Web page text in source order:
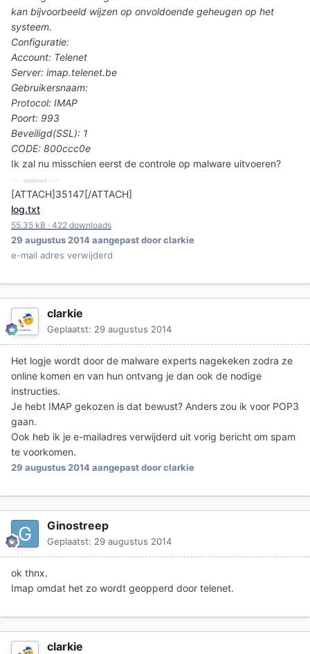
kan bijvoorbeeld wijzen op onvoldoende geheugen op het
systeem.
Configuratie:
Account: Telenet
Server: imap.telenet.be
Gebruikersnaam:
Protocol: IMAP
Poort: 993
Beveiligd(SSL): 1
CODE: 800ccc0e
Ik zal nu misschien eerst de controle op malware uitvoeren?
- - - Updated - - -
[ATTACH]35147[/ATTACH]
log.txt
55.35 kB · 422 downloads
29 augustus 2014aangepast door clarkie
e-mail adres verwijderd
clarkie
Geplaatst: 29 augustus 2014
Het logje wordt door de malware experts nagekeken zodra ze
online komen en van hun ontvang je dan ook de nodige
instructies.
Je hebt IMAP gekozen is dat bewust? Anders zou ik voor POP3
gaan.
Ook heb ik je e-mailadres verwijderd uit vorig bericht om spam
te voorkomen.
29 augustus 2014aangepast door clarkie
Ginostreep
Geplaatst: 29 augustus 2014
ok thnx.
Imap omdat het zo wordt geopperd door telenet.
clarkie